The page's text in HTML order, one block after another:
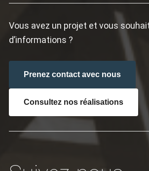
Vous avez un projet et vous
d’informations ?
Prenez contact avec nous
Consultez nos réalisations